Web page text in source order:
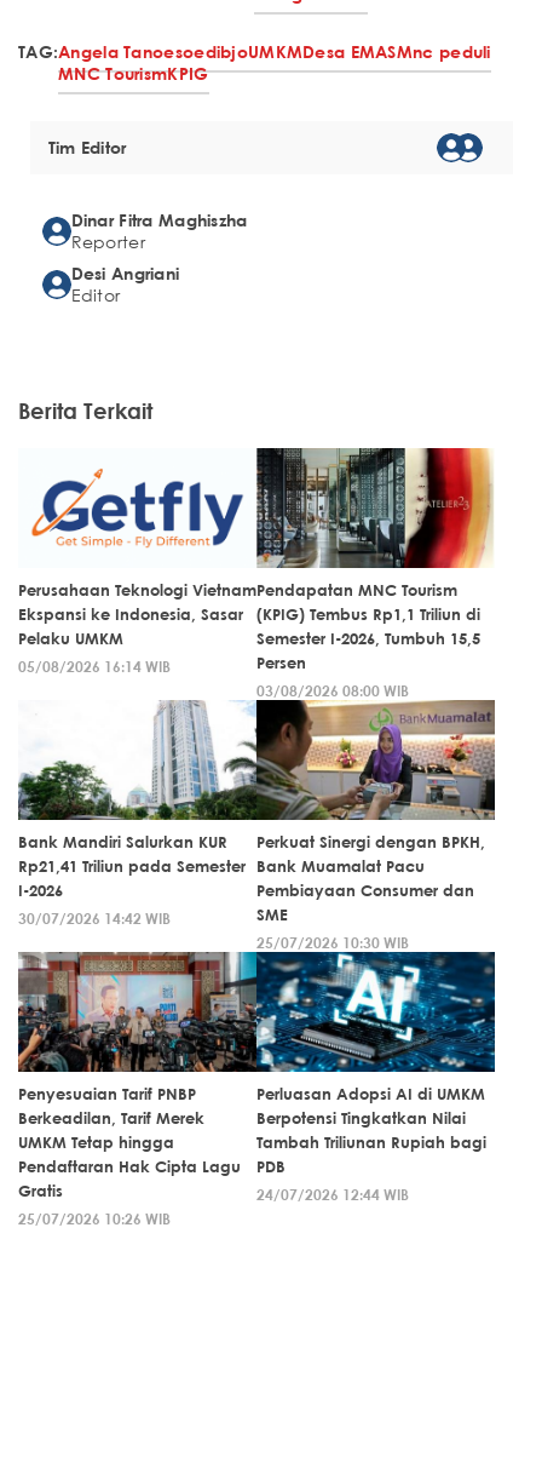
TAG:Angela TanoesoedibjoUMKMDesa EMASMnc peduli
MNC TourismKPIG
Tim Editor
Dinar Fitra Maghiszha
Reporter
Desi Angriani
Editor
Berita Terkait
Perusahaan Teknologi Vietnam
Ekspansi ke Indonesia, Sasar
Pelaku UMKM
05/08/2026 16:14 WIB
Pendapatan MNC Tourism
(KPIG) Tembus Rp1,1 Triliun di
Semester I-2026, Tumbuh 15,5
Persen
03/08/2026 08:00 WIB
Bank Mandiri Salurkan KUR
Rp21,41 Triliun pada Semester
I-2026
30/07/2026 14:42 WIB
Perkuat Sinergi dengan BPKH,
Bank Muamalat Pacu
Pembiayaan Consumer dan
SME
25/07/2026 10:30 WIB
Penyesuaian Tarif PNBP
Berkeadilan, Tarif Merek
UMKM Tetap hingga
Pendaftaran Hak Cipta Lagu
Gratis
25/07/2026 10:26 WIB
Perluasan Adopsi AI di UMKM
Berpotensi Tingkatkan Nilai
Tambah Triliunan Rupiah bagi
PDB
24/07/2026 12:44 WIB